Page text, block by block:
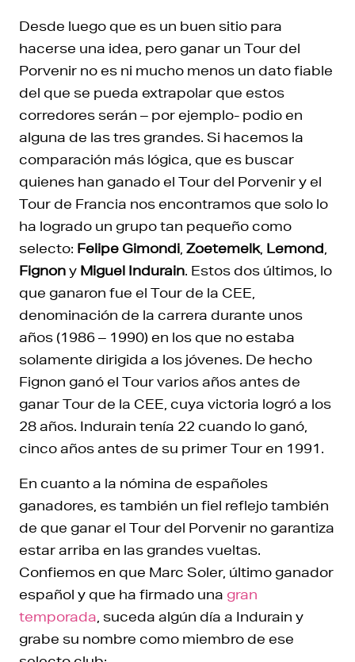
Desde luego que es un buen sitio para
hacerse una idea, pero ganar un Tour del
Porvenir no es ni mucho menos un dato fiable
del que se pueda extrapolar que estos
corredores serán – por ejemplo- podio en
alguna de las tres grandes. Si hacemos la
comparación más lógica, que es buscar
quienes han ganado el Tour del Porvenir y el
Tour de Francia nos encontramos que solo lo
ha logrado un grupo tan pequeño como
selecto: Felipe Gimondi Zoetemelk, Lemond
Fignony Miguel Indurain. Estos dos últimos, lo
que ganaron fue el Tour de la CEE,
denominación de la carrera durante unos
años (1986 – 1990) en los que no estaba
solamente dirigida a los jóvenes. De hecho
Fignon ganó el Tour varios años antes de
ganar Tour de la CEE, cuya victoria logró a los
28 años. Indurain tenía 22 cuando lo ganó,
cinco años antes de su primer Tour en 1991.
En cuanto a la nómina de españoles
ganadores, es también un fiel reflejo también
de que ganar el Tour del Porvenir no garantiza
estar arriba en las grandes vueltas.
Confiemos en que Marc Soler, último ganador
español y que ha firmado una gran
temporada , suceda algún día a Indurain y
grabe su nombre como miembro de ese